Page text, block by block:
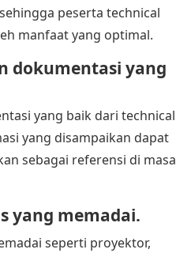
peserta technical
manfaat yang optimal.
dokumentasi yang
yang baik dari technical
yang disampaikan dapat
sebagai referensi di masa
yang memadai.
seperti proyektor,